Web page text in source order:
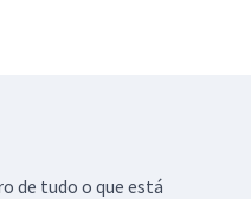
de tudo o que está